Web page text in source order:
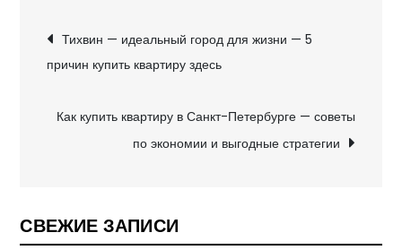
Навигация
по
записям
Тихвин — идеальный город для жизни — 5
причин купить квартиру здесь
Как купить квартиру в Санкт-Петербурге — советы
по экономии и выгодные стратегии
СВЕЖИЕ ЗАПИСИ